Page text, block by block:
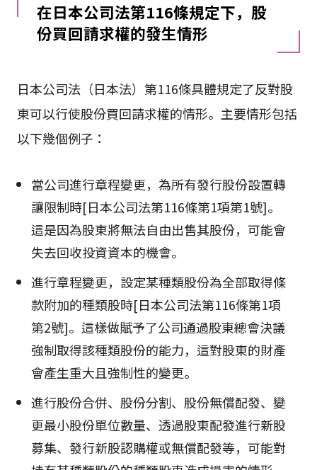
在日本公司法第116條規定下，股
份買回請求權的發生情形
日本公司法（日本法）第116條具體規定了反對股
東可以行使股份買回請求權的情形。主要情形包括
以下幾個例子：
當公司進行章程變更，為所有發行股份設置轉
讓限制時[日本公司法第116條第1項第1號]。
這是因為股東將無法自由出售其股份，可能會
失去回收投資資本的機會。
進行章程變更，設定某種類股份為全部取得條
款附加的種類股時[日本公司法第116條第1項
第2號]。這樣做賦予了公司通過股東總會決議
強制取得該種類股份的能力，這對股東的財產
會產生重大且強制性的變更。
進行股份合併、股份分割、股份無償配發、變
更最小股份單位數量、透過股東配發進行新股
募集、發行新股認購權或無償配發等，可能對